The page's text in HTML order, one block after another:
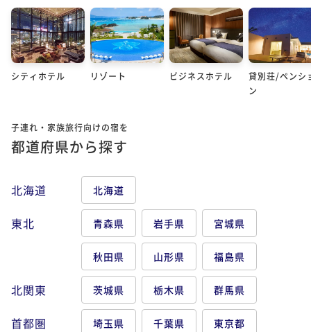
シティホテル リゾート ビジネスホテル
貸別荘/ペンシ
ン
子連れ・家族旅行向けの宿を
都道府県から探す
北海道 北海道
東北 青森県 岩手県 宮城県
秋田県 山形県 福島県
北関東 茨城県 栃木県 群馬県
首都圏 埼玉県 千葉県 東京都